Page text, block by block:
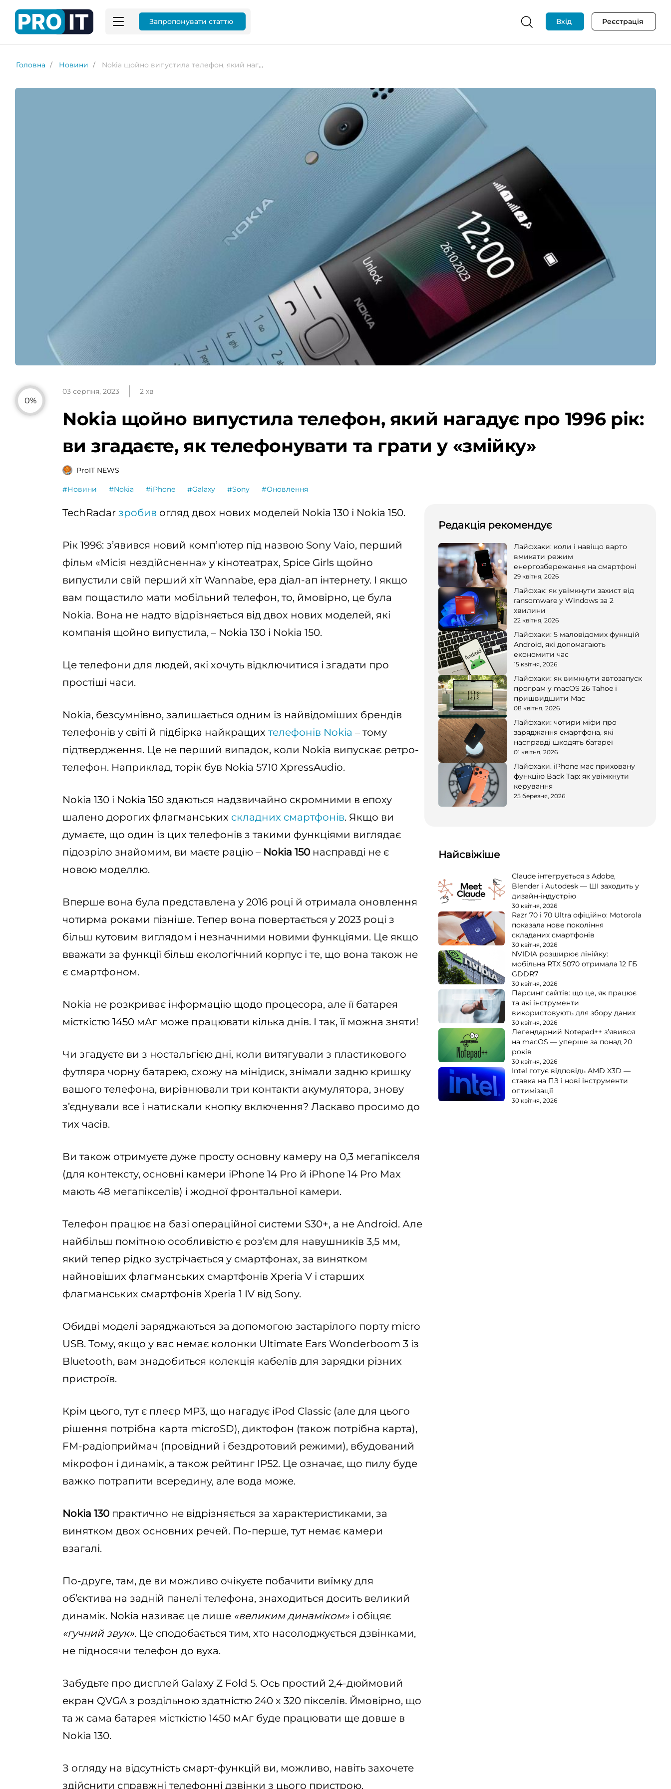
Запропонувати статтю Вхід Реєстрація
Головна Новини Nokia щойно випустила телефон, який нагадує про 1996 рік: ви згадаєте, як телефонувати та грати у «змійку»
0%
03 серпня, 2023 2 хв
Nokia щойно випустила телефон, який нагадує про 1996 рік:
ви згадаєте, як телефонувати та грати у «змійку»
ProIT NEWS
#Новини #Nokia #iPhone #Galaxy #Sony #Оновлення
TechRadar зробив огляд двох нових моделей Nokia 130 і Nokia 150.
Рік 1996: з’явився новий комп’ютер під назвою Sony Vaio, перший
фільм «Місія нездійсненна» у кінотеатрах, Spice Girls щойно
випустили свій перший хіт Wannabe, ера діал-ап інтернету. І якщо
вам пощастило мати мобільний телефон, то, ймовірно, це була
Nokia. Вона не надто відрізняється від двох нових моделей, які
компанія щойно випустила, – Nokia 130 і Nokia 150.
Це телефони для людей, які хочуть відключитися і згадати про
простіші часи.
Nokia, безсумнівно, залишається одним із найвідоміших брендів
телефонів у світі й підбірка найкращих телефонів Nokia – тому
підтвердження. Це не перший випадок, коли Nokia випускає ретро-
телефон. Наприклад, торік був Nokia 5710 XpressAudio.
Nokia 130 і Nokia 150 здаються надзвичайно скромними в епоху
шалено дорогих флагманських складних смартфонів. Якщо ви
думаєте, що один із цих телефонів з такими функціями виглядає
підозріло знайомим, ви маєте рацію – Nokia 150 насправді не є
новою моделлю.
Вперше вона була представлена у 2016 році й отримала оновлення
чотирма роками пізніше. Тепер вона повертається у 2023 році з
більш кутовим виглядом і незначними новими функціями. Це якщо
вважати за функції більш екологічний корпус і те, що вона також не
є смартфоном.
Nokia не розкриває інформацію щодо процесора, але її батарея
місткістю 1450 мАг може працювати кілька днів. І так, її можна зняти!
Чи згадуєте ви з ностальгією дні, коли витягували з пластикового
футляра чорну батарею, схожу на мінідиск, знімали задню кришку
вашого телефона, вирівнювали три контакти акумулятора, знову
з’єднували все і натискали кнопку включення? Ласкаво просимо до
тих часів.
Ви також отримуєте дуже просту основну камеру на 0,3 мегапікселя
(для контексту, основні камери iPhone 14 Pro й iPhone 14 Pro Max
мають 48 мегапікселів) і жодної фронтальної камери.
Телефон працює на базі операційної системи S30+, а не Android. Але
найбільш помітною особливістю є роз’єм для навушників 3,5 мм,
який тепер рідко зустрічається у смартфонах, за винятком
найновіших флагманських смартфонів Xperia V і старших
флагманських смартфонів Xperia 1 IV від Sony.
Обидві моделі заряджаються за допомогою застарілого порту micro
USB. Тому, якщо у вас немає колонки Ultimate Ears Wonderboom 3 із
Bluetooth, вам знадобиться колекція кабелів для зарядки різних
пристроїв.
Крім цього, тут є плеєр MP3, що нагадує iPod Classic (але для цього
рішення потрібна карта microSD), диктофон (також потрібна карта),
FM-радіоприймач (провідний і бездротовий режими), вбудований
мікрофон і динамік, а також рейтинг IP52. Це означає, що пилу буде
важко потрапити всередину, але вода може.
Nokia 130 практично не відрізняється за характеристиками, за
винятком двох основних речей. По-перше, тут немає камери
взагалі.
По-друге, там, де ви можливо очікуєте побачити виїмку для
об’єктива на задній панелі телефона, знаходиться досить великий
динамік. Nokia називає це лише «великим динаміком» і обіцяє
«гучний звук». Це сподобається тим, хто насолоджується дзвінками,
не підносячи телефон до вуха.
Забудьте про дисплей Galaxy Z Fold 5. Ось простий 2,4-дюймовий
екран QVGA з роздільною здатністю 240 х 320 пікселів. Ймовірно, що
та ж сама батарея місткістю 1450 мАг буде працювати ще довше в
Nokia 130.
З огляду на відсутність смарт-функцій ви, можливо, навіть захочете
здійснити справжні телефонні дзвінки з цього пристрою.
Редакція рекомендує
Лайфхаки: коли і навіщо варто
вмикати режим
енергозбереження на смартфоні
29 квітня, 2026
Лайфхак: як увімкнути захист від
ransomware у Windows за 2
хвилини
22 квітня, 2026
Лайфхаки: 5 маловідомих функцій
Android, які допомагають
економити час
15 квітня, 2026
Лайфхаки: як вимкнути автозапуск
програм у macOS 26 Tahoe і
пришвидшити Mac
08 квітня, 2026
Лайфхаки: чотири міфи про
заряджання смартфона, які
насправді шкодять батареї
01 квітня, 2026
Лайфхаки. iPhone має приховану
функцію Back Tap: як увімкнути
керування
25 березня, 2026
Найсвіжіше
Claude інтегрується з Adobe,
Blender і Autodesk — ШІ заходить у
дизайн-індустрію
30 квітня, 2026
Razr 70 і 70 Ultra офіційно: Motorola
показала нове покоління
складаних смартфонів
30 квітня, 2026
NVIDIA розширює лінійку:
мобільна RTX 5070 отримала 12 ГБ
GDDR7
30 квітня, 2026
Парсинг сайтів: що це, як працює
та які інструменти
використовують для збору даних
30 квітня, 2026
Легендарний Notepad++ з’явився
на macOS — уперше за понад 20
років
30 квітня, 2026
Intel готує відповідь AMD X3D —
ставка на ПЗ і нові інструменти
оптимізації
30 квітня, 2026